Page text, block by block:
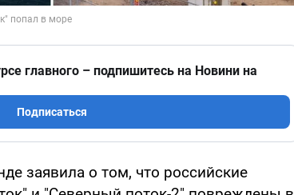
главного – подпишитесь на Новини на
Подписаться
заявила о том, что российские